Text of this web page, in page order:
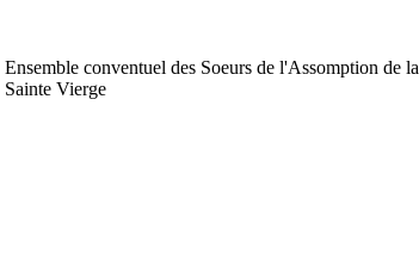
Ensemble conventuel des Soeurs de l'Assomption de la
Sainte Vierge